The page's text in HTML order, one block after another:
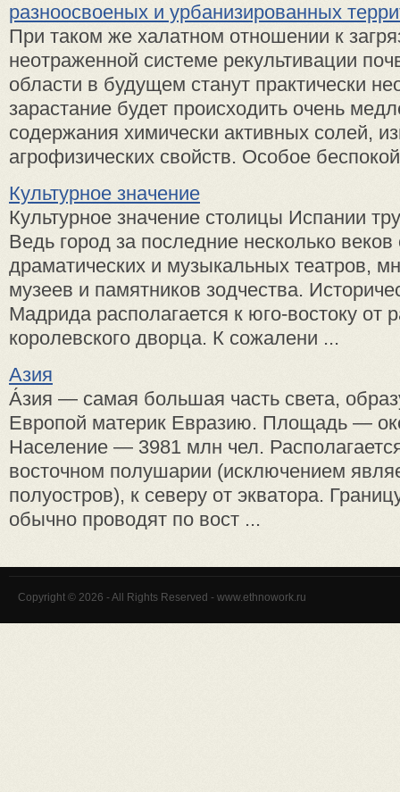
разноосвоеных и урбанизированных
При таком же халатном отношении к
неотраженной системе рекультивации
области в будущем станут практически
зарастание будет происходить очень
содержания химически активных солей,
агрофизических свойств. Особое
Культурное значение
Культурное значение столицы Испании
Ведь город за последние несколько
драматических и музыкальных театров,
музеев и памятников зодчества.
Мадрида располагается к юго-востоку от
королевского дворца. К сожалени ...
Азия
А́зия — самая большая часть света,
Европой материк Евразию. Площадь —
Население — 3981 млн чел.
восточном полушарии (исключением
полуостров), к северу от экватора.
обычно проводят по вост ...
Copyright © 2026 - All Rights Reserved - www.ethnowork.ru